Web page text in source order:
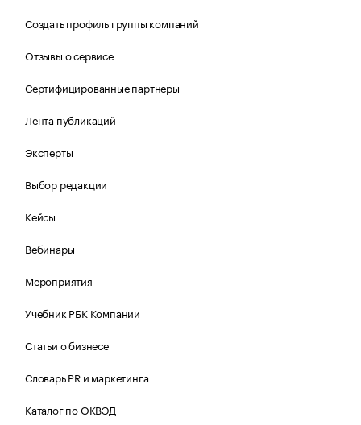
Создать профиль группы компаний
Отзывы о сервисе
Сертифицированные партнеры
Лента публикаций
Эксперты
Выбор редакции
Кейсы
Вебинары
Мероприятия
Учебник РБК Компании
Статьи о бизнесе
Словарь PR и маркетинга
Каталог по ОКВЭД